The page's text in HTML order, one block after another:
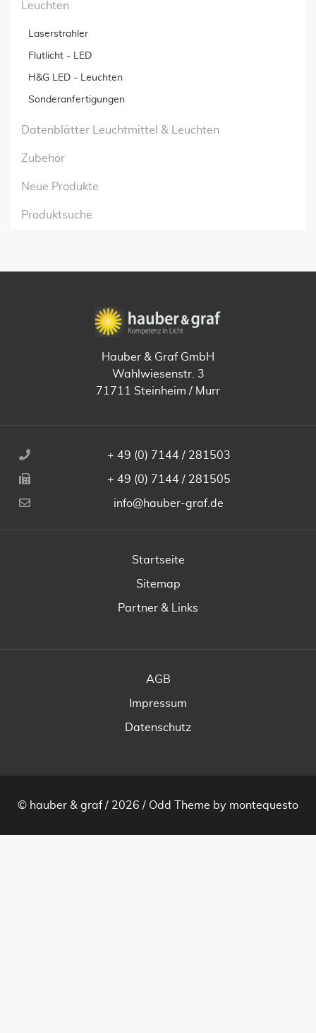
Leuchten
Laserstrahler
Flutlicht - LED
H&G LED - Leuchten
Sonderanfertigungen
Datenblätter Leuchtmittel & Leuchten
Zubehör
Neue Produkte
Produktsuche
Hauber & Graf GmbH
Wahlwiesenstr. 3
71711 Steinheim / Murr
+ 49 (0) 7144 / 281503
+ 49 (0) 7144 / 281505
info@hauber-graf.de
Startseite
Sitemap
Partner & Links
AGB
Impressum
Datenschutz
© hauber & graf / 2026 / Odd Theme by montequesto